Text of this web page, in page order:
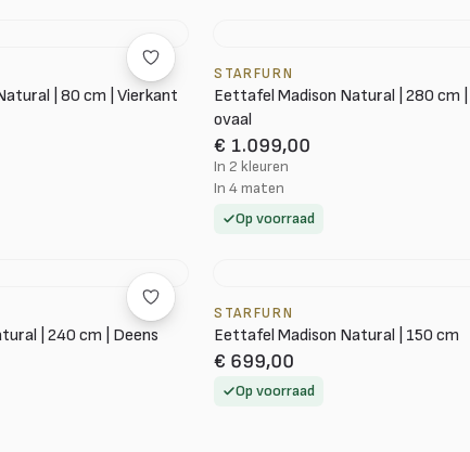
| 80 cm | Vierkant
STARFURN
Eettafel Madison Natural | 280 cm |
ovaal
€ 1.099,00
In 2 kleuren
In 4 maten
Op voorraad
| 240 cm | Deens
STARFURN
Eettafel Madison Natural | 150 cm
€ 699,00
Op voorraad